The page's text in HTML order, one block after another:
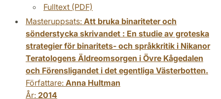
Fulltext (PDF)
Masteruppsats: Att bruka binariteter och
sönderstycka skrivandet : En studie av groteska
strategier för binaritets- och språkkritik i Nikanor
Teratologens Äldreomsorgen i Övre Kågedalen
och Förensligandet i det egentliga Västerbotten.
Författare: Anna Hultman
År: 2014